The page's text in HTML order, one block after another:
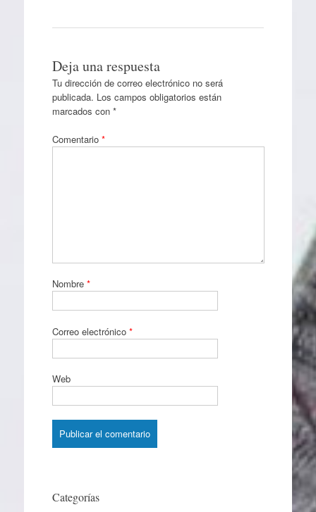
Deja una respuesta
Tu dirección de correo electrónico no será
publicada. Los campos obligatorios están
marcados con *
Comentario *
Nombre *
Correo electrónico *
Web
Categorías